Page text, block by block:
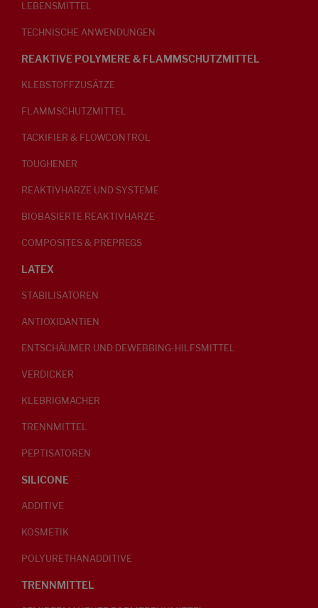
LEBENSMITTEL
TECHNISCHE ANWENDUNGEN
REAKTIVE POLYMERE & FLAMMSCHUTZMITTEL
KLEBSTOFFZUSÄTZE
FLAMMSCHUTZMITTEL
TACKIFIER & FLOWCONTROL
TOUGHENER
REAKTIVHARZE UND SYSTEME
BIOBASIERTE REAKTIVHARZE
COMPOSITES & PREPREGS
LATEX
STABILISATOREN
ANTIOXIDANTIEN
ENTSCHÄUMER UND DEWEBBING-HILFSMITTEL
VERDICKER
KLEBRIGMACHER
TRENNMITTEL
PEPTISATOREN
SILICONE
ADDITIVE
KOSMETIK
POLYURETHANADDITIVE
TRENNMITTEL